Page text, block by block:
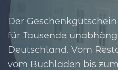
Der
für Tausende
Deutschland. Vom
vom Buchladen bis